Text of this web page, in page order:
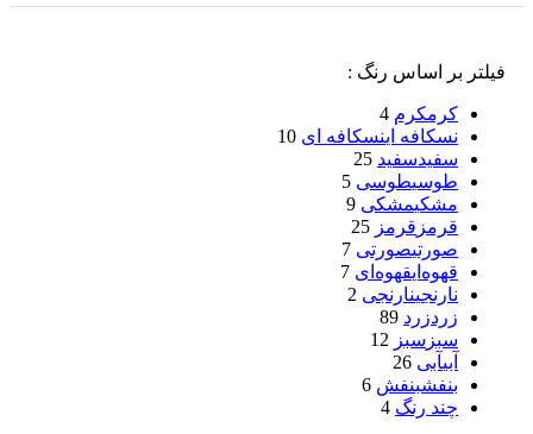
فیلتر بر اساس رنگ :
کرمکرم 4
نسکافه اینسکافه ای 10
سفیدسفید 25
طوسیطوسی 5
مشکیمشکی 9
قرمز قرمز 25
صورتیصورتی 7
قهوه‌ایقهوه‌ای 7
نارنجینارنجی 2
زردزرد 89
سبز سبز 12
آبیآبی 26
بنفشبنفش 6
چند رنگ 4